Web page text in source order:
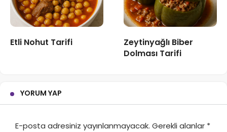
Etli Nohut Tarifi
Zeytinyağlı Biber
Dolması Tarifi
YORUM YAP
E-posta adresiniz yayınlanmayacak. Gerekli alanlar *